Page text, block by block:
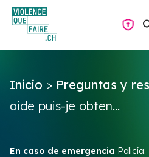
Preguntas y respuestas
Navegación privada
Inicio > Preguntas y
aide puis-je obten...
En caso de emergencia Policía: